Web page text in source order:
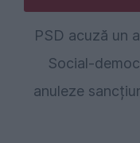
PSD acuză un
Social-
anuleze